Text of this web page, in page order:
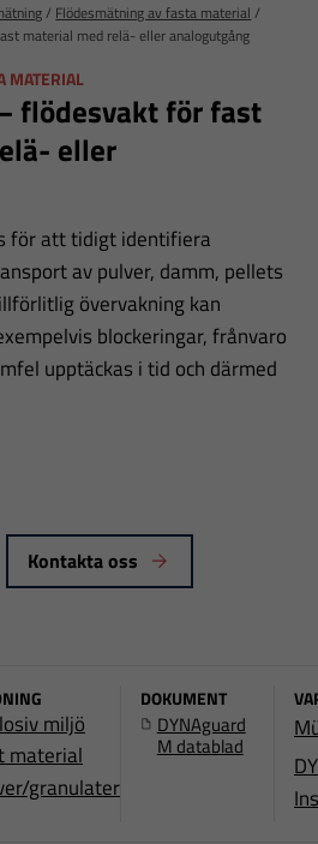
/ Flödesmätning av fasta material /
material med relä- eller analogutgång
MATERIAL
flödesvakt för fast
eller
för att tidigt identifiera
av pulver, damm, pellets
övervakning kan
blockeringar, frånvaro
upptäckas i tid och därmed
Kontakta oss
miljö
material
granulater
DOKUMENT
DYNAguard
M datablad